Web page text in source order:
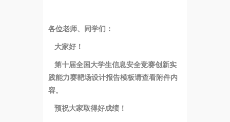
各位老师、同学们：
大家好！
第十届全国大学生信息安全竞赛创新实
践能力赛靶场设计报告模板请查看附件内
容。
预祝大家取得好成绩！